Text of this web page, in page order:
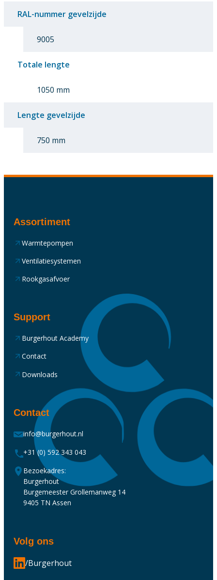
RAL-nummer gevelzijde
9005
Totale lengte
1050 mm
Lengte gevelzijde
750 mm
Assortiment
Warmtepompen
Ventilatiesystemen
Rookgasafvoer
Support
Burgerhout Academy
Contact
Downloads
Contact
info@burgerhout.nl
+31 (0) 592 343 043
Bezoekadres:
Burgerhout
Burgemeester Grollemanweg 14
9405 TN Assen
Volg ons
/Burgerhout